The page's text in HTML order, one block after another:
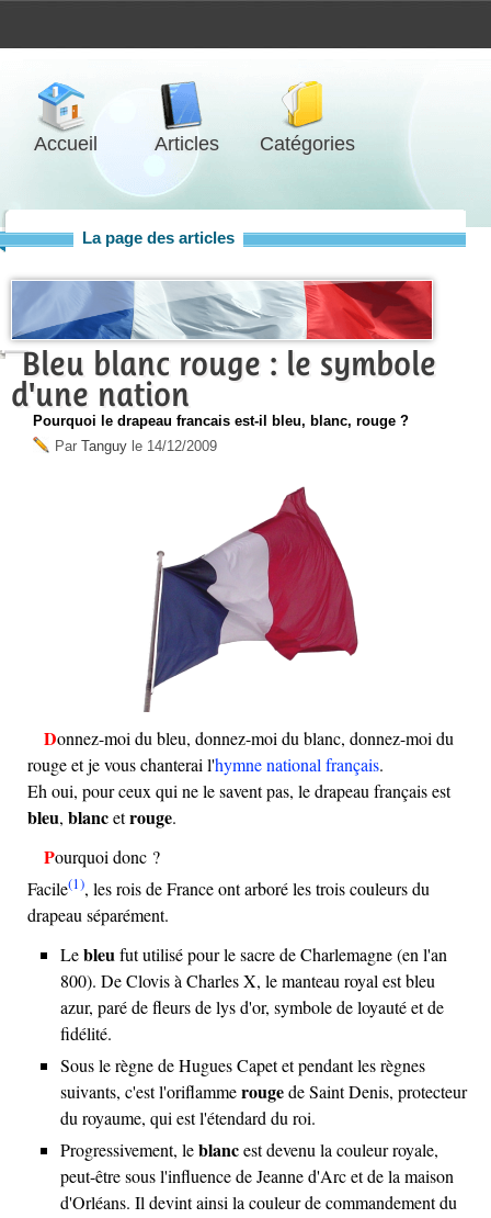
Accueil Articles Catégories
La page des articles
Bleu blanc rouge : le symbole
d'une nation
Pourquoi le drapeau francais est-il bleu, blanc, rouge ?
Par Tanguy le 14/12/2009
Donnez-moi du bleu, donnez-moi du blanc, donnez-moi du
rouge et je vous chanterai l'hymne national français.
Eh oui, pour ceux qui ne le savent pas, le drapeau français est
bleu, blancetrouge.
Pourquoi donc ?
Facile(1), les rois de France ont arboré les trois couleurs du
drapeau séparément.
Lebleufut utilisé pour le sacre de Charlemagne (en l'an
800). De Clovis à Charles X, le manteau royal est bleu
azur, paré de fleurs de lys d'or, symbole de loyauté et de
fidélité.
Sous le règne de Hugues Capet et pendant les règnes
suivants, c'est l'oriflammerougede Saint Denis, protecteur
du royaume, qui est l'étendard du roi.
Progressivement, leblancest devenu la couleur royale,
peut-être sous l'influence de Jeanne d'Arc et de la maison
d'Orléans. Il devint ainsi la couleur de commandement du